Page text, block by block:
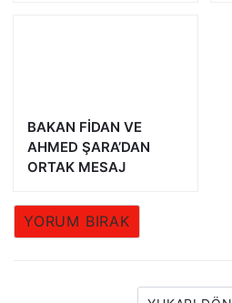
BAKAN FİDAN VE
AHMED ŞARA’DAN
ORTAK MESAJ
YORUM BIRAK